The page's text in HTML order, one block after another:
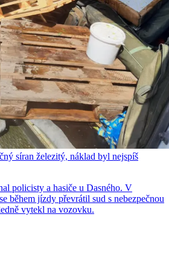
síran železitý, náklad byl nejspíš
policisty a hasiče u Dasného. V
během jízdy převrátil sud s nebezpečnou
vytekl na vozovku.